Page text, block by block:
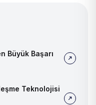
Büyük Başarı
Teknolojisi